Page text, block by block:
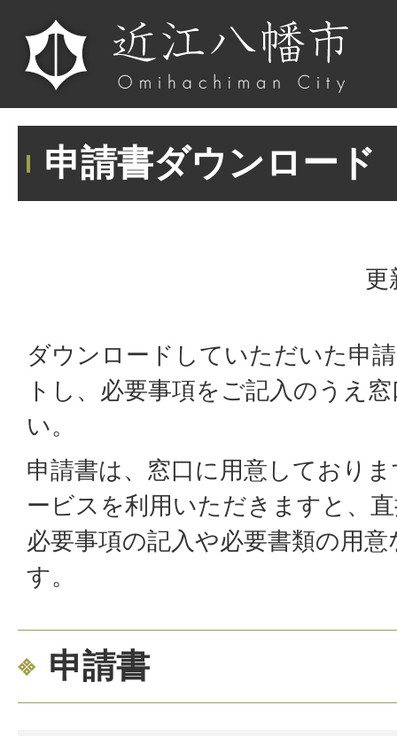
申請書ダウンロード
更
ダウンロードしていただいた申
トし、必要事項をご記入のうえ
い。
申請書は、窓口に用意しており
ービスを利用いただきますと、
必要事項の記入や必要書類の用
す。
申請書